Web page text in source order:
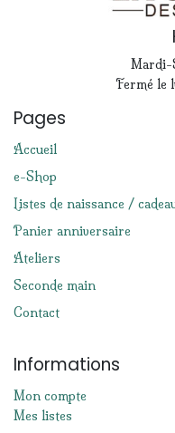
Mardi-
Fermé le
Pages
Accueil
e-Shop
Listes de naissance /
Panier anniversaire
Ateliers
Seconde main
Contact
Informations
Mon compte
Mes listes